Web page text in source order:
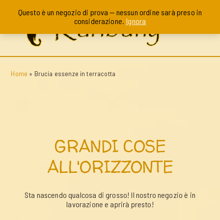
Home » Brucia essenze in terracotta
GRANDI COSE
ALL'ORIZZONTE
Sta nascendo qualcosa di grosso! Il nostro negozio è in
lavorazione e aprirà presto!
Questo è un negozio di prova — nessun ordine sarà preso in
considerazione. Ignora